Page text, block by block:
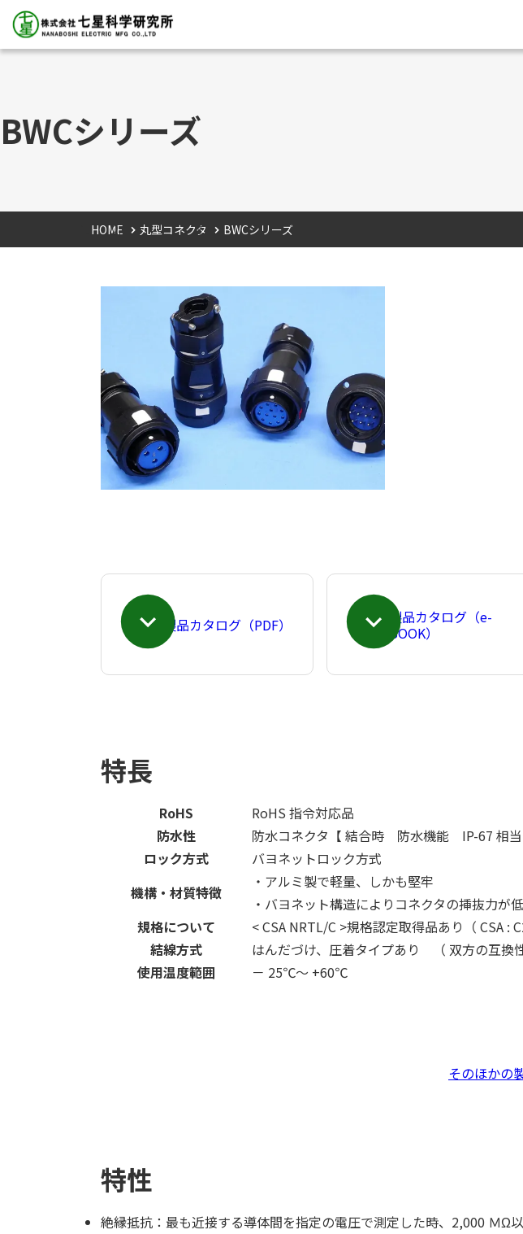
BWCシリーズ
HOME 丸型コネクタ BWCシリーズ
製品カタログ（PDF）
製品カタログ（e-
BOOK）
特長
RoHS
RoHS 指令対応品
防水性
防水コネクタ【 結合時 防水機能 IP-67 相
ロック方式
バヨネットロック方式
機構・材質特徴
・アルミ製で軽量、しかも堅牢
・バヨネット構造によりコネクタの挿抜力が
規格について
< CSA NRTL/C >規格認定取得品あり（ CSA :
結線方式
はんだづけ、圧着タイプあり （ 双方の互換性
使用温度範囲
－ 25℃～ +60℃
そのほかの
特性
絶縁抵抗：最も近接する導体間を指定の電圧で測定した時、2,000 ＭΩ以